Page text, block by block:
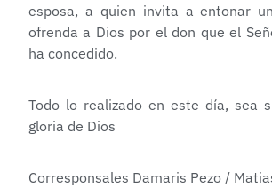
esposa, a quien invita a entonar
ofrenda a Dios por el don que el
ha concedido.
Todo lo realizado en este día, sea
gloria de Dios
Corresponsales Damaris Pezo /